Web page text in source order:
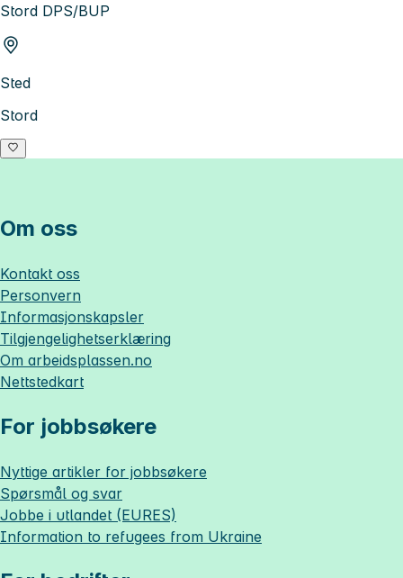
Stord DPS/BUP
Sted
Stord
Om oss
Kontakt oss
Personvern
Informasjonskapsler
Tilgjengelighetserklæring
Om arbeidsplassen.no
Nettstedkart
For jobbsøkere
Nyttige artikler for jobbsøkere
Spørsmål og svar
Jobbe i utlandet (EURES)
Information to refugees from Ukraine